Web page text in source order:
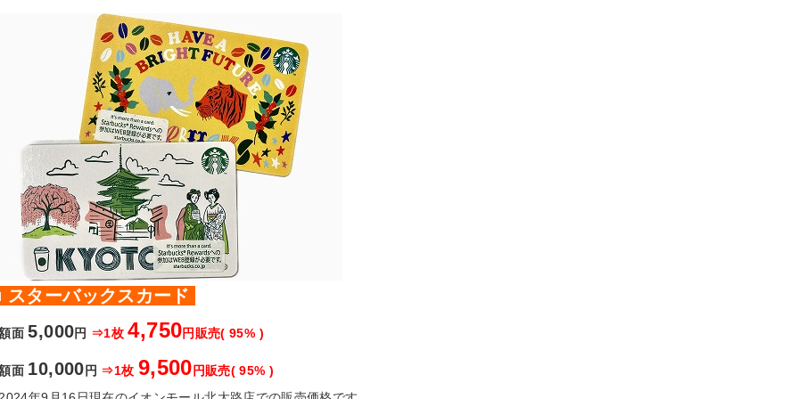
ターバックスカード
面5,000円 ⇒1枚4,750円販売( 95% )
面 10,000 円 ⇒1枚 9,500 円販売( 95% )